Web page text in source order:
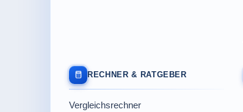
RECHNER & RATGEBER
Vergleichsrechner